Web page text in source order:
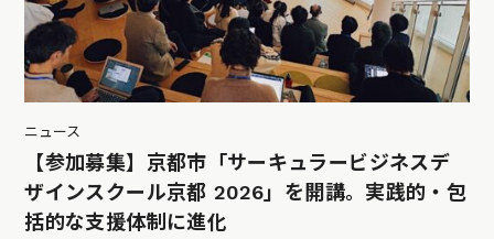
ニュース
【参加募集】京都市「サーキュラービジネスデ
ザインスクール京都 2026」を開講。実践的・包
括的な支援体制に進化